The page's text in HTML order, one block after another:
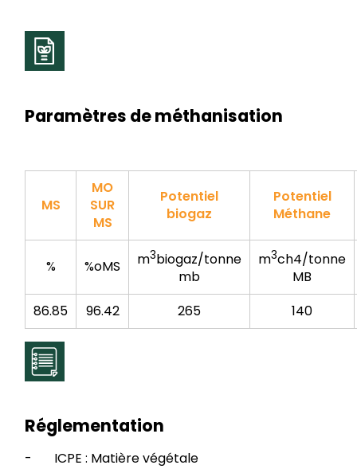
Paramètres de méthanisation
MS
MO
SUR
MS
Potentiel
biogaz
Potentiel
Méthane
% %oMS m3biogaz/tonne
mb
m3ch4/tonne
MB
86.85
96.42 265 140
Réglementation
- ICPE : Matière végétale